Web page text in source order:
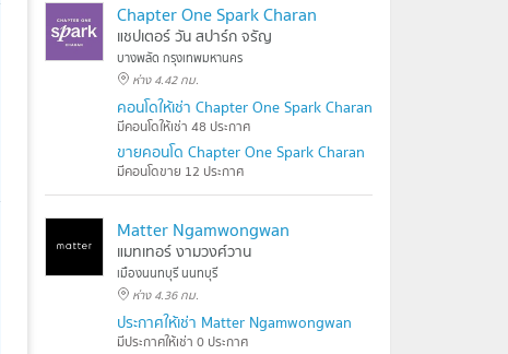
Chapter One Spark Charan
แชปเตอร์ วัน สปาร์ก จรัญ
บางพลัด กรุงเทพมหานคร
ห่าง 4.42 กม.
คอนโดให้เช่า Chapter One Spark Charan
มีคอนโดให้เช่า 48 ประกาศ
ขายคอนโด Chapter One Spark Charan
มีคอนโดขาย 12 ประกาศ
Matter Ngamwongwan
แมทเทอร์ งามวงศ์วาน
เมืองนนทบุรี นนทบุรี
ห่าง 4.36 กม.
ประกาศให้เช่า Matter Ngamwongwan
มีประกาศให้เช่า 0 ประกาศ